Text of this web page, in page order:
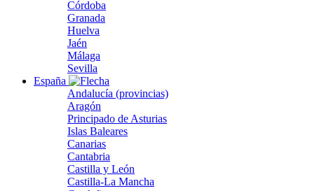
Córdoba
Granada
Huelva
Jaén
Málaga
Sevilla
España
Andalucía (provincias)
Aragón
Principado de Asturias
Islas Baleares
Canarias
Cantabria
Castilla y León
Castilla-La Mancha